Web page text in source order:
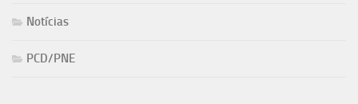
Notícias
PCD/PNE